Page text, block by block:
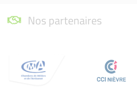
Nos partenaires